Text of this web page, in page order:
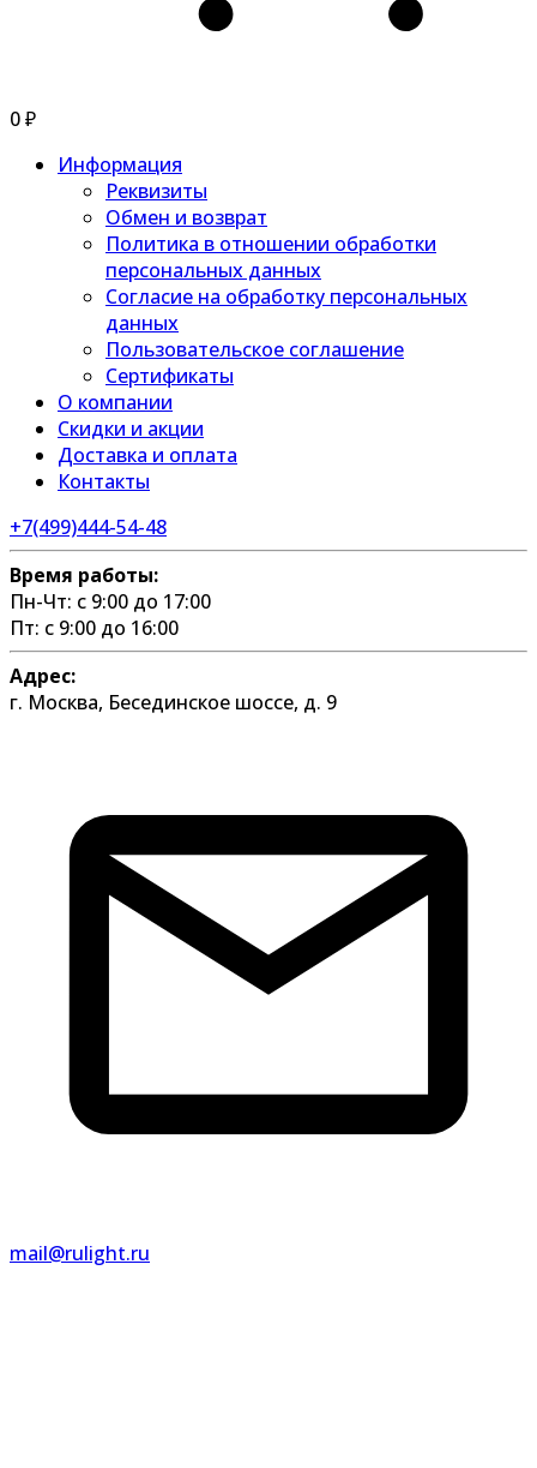
0₽
Информация
Реквизиты
Обмен и возврат
Политика в отношении обработки
персональных данных
Согласие на обработку персональных
данных
Пользовательское соглашение
Сертификаты
О компании
Скидки и акции
Доставка и оплата
Контакты
+7(499)444-54-48
Время работы:
Пн-Чт: с 9:00 до 17:00
Пт: с 9:00 до 16:00
Адрес:
г. Москва, Бесединское шоссе, д. 9
mail@rulight.ru